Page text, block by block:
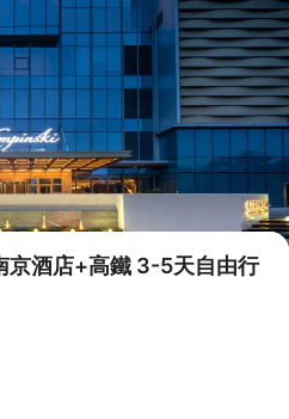
京酒店+高鐵 3-5天自由行